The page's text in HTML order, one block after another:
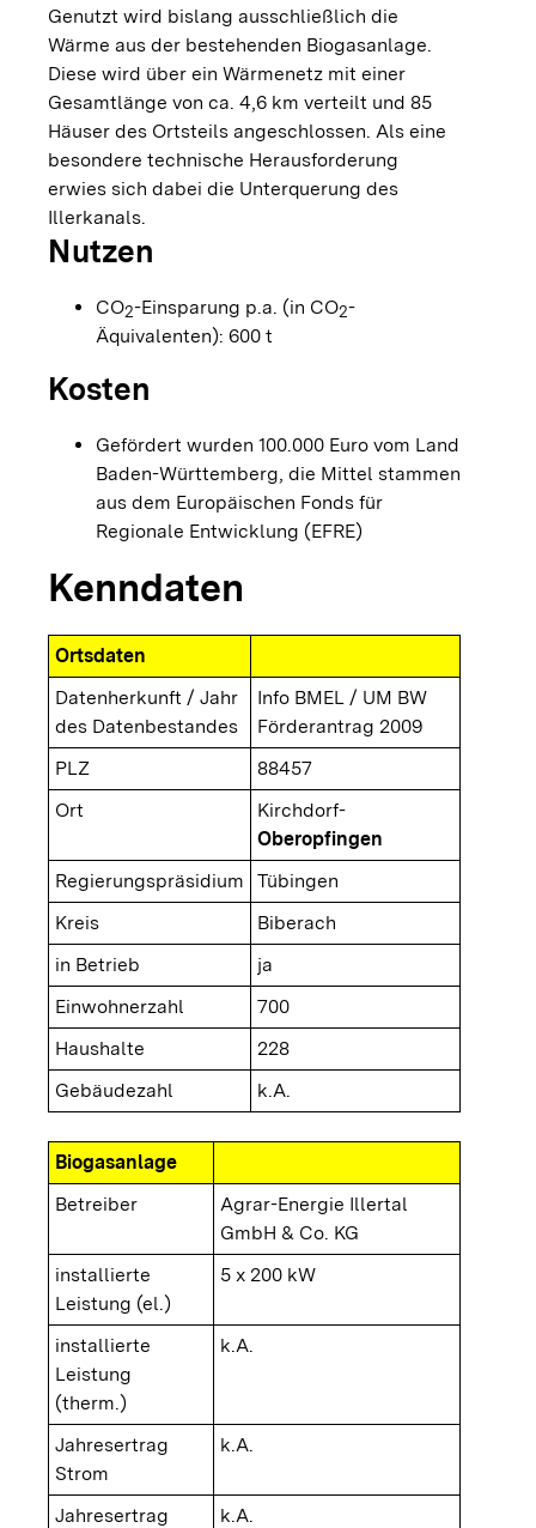
Genutzt wird bislang ausschließlich die
Wärme aus der bestehenden Biogasanlage.
Diese wird über ein Wärmenetz mit einer
Gesamtlänge von ca. 4,6 km verteilt und 85
Häuser des Ortsteils angeschlossen. Als eine
besondere technische Herausforderung
erwies sich dabei die Unterquerung des
Illerkanals.
Nutzen
CO2-Einsparung p.a. (in CO2-
Äquivalenten): 600 t
Kosten
Gefördert wurden 100.000 Euro vom Land
Baden-Württemberg, die Mittel stammen
aus dem Europäischen Fonds für
Regionale Entwicklung (EFRE)
Kenndaten
Ortsdaten
Datenherkunft / Jahr
des Datenbestandes
Info BMEL / UM BW
Förderantrag 2009
PLZ
88457
Ort
Kirchdorf-
Oberopfingen
Regierungspräsidium
Tübingen
Kreis
Biberach
in Betrieb
ja
Einwohnerzahl
700
Haushalte
228
Gebäudezahl
k.A.
Biogasanlage
Betreiber
Agrar-Energie Illertal
GmbH & Co. KG
installierte
Leistung (el.)
5 x 200 kW
installierte
Leistung
(therm.)
k.A.
Jahresertrag
Strom
k.A.
Jahresertrag
k.A.